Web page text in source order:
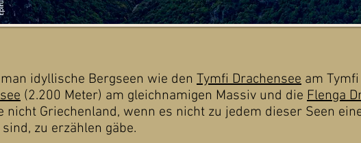
idyllische Bergseen wie den Tymfi Drachensee am
(2.200 Meter) am gleichnamigen Massiv und die Flenga
nicht Griechenland, wenn es nicht zu jedem dieser Seen
zu erzählen gäbe.